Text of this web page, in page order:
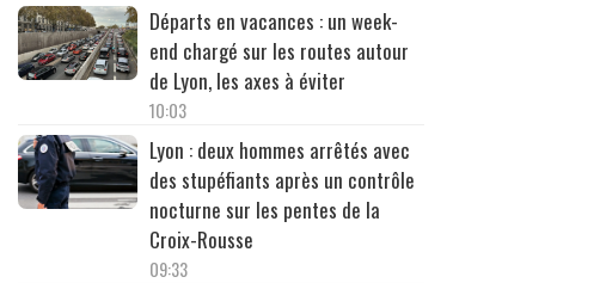
Départs en vacances : un week-
end chargé sur les routes autour
de Lyon, les axes à éviter
10:03
Lyon : deux hommes arrêtés avec
des stupéfiants après un contrôle
nocturne sur les pentes de la
Croix-Rousse
09:33